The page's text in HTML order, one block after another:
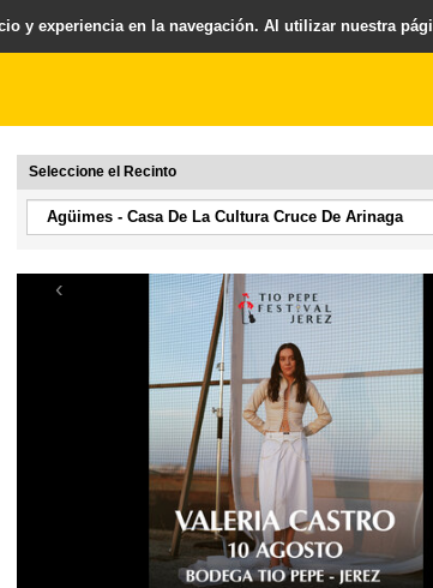
Seleccione el Recinto
‹
y experiencia en la navegación. Al utilizar nuestra